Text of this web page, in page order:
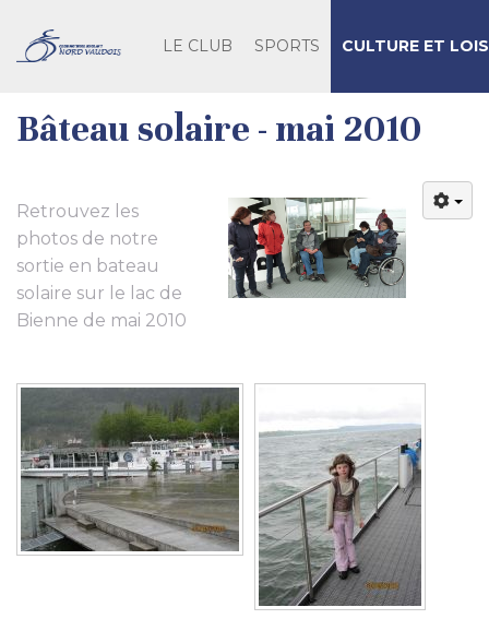
LE CLUB SPORTS CULTURE ET
Bâteau solaire - mai 2010
Retrouvez les
photos de notre
sortie en bateau
solaire sur le lac de
Bienne de mai 2010